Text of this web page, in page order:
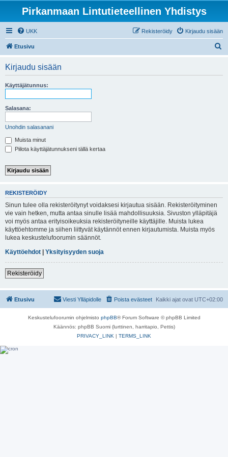
Pirkanmaan Lintutieteellinen Yhdistys
UKK Kirjaudu sisään
Rekisteröidy
Etusivu
Kirjaudu sisään
Käyttäjätunnus:
Salasana:
Unohdin salasanani
Muista minut
Piilota käyttäjätunnukseni tällä kertaa
REKISTERÖIDY
Sinun tulee olla rekisteröitynyt voidaksesi kirjautua sisään. Rekisteröityminen
vie vain hetken, mutta antaa sinulle lisää mahdollisuuksia. Sivuston ylläpitäjä
voi myös antaa erityisoikeuksia rekisteröityneille käyttäjille. Muista lukea
käyttöehtomme ja siihen liittyvät käytännöt ennen kirjautumista. Muista myös
lukea keskustelufoorumin säännöt.
Käyttöehdot | Yksityisyyden suoja
Rekisteröidy
Etusivu Kaikki ajat ovat UTC+02:00
Poista evästeet
Viesti Ylläpidolle
Keskustelufoorumin ohjelmisto phpBB® Forum Software © phpBB Limited
Käännös: phpBB Suomi (lurttinen, harritapio, Pettis)
PRIVACY_LINK | TERMS_LINK